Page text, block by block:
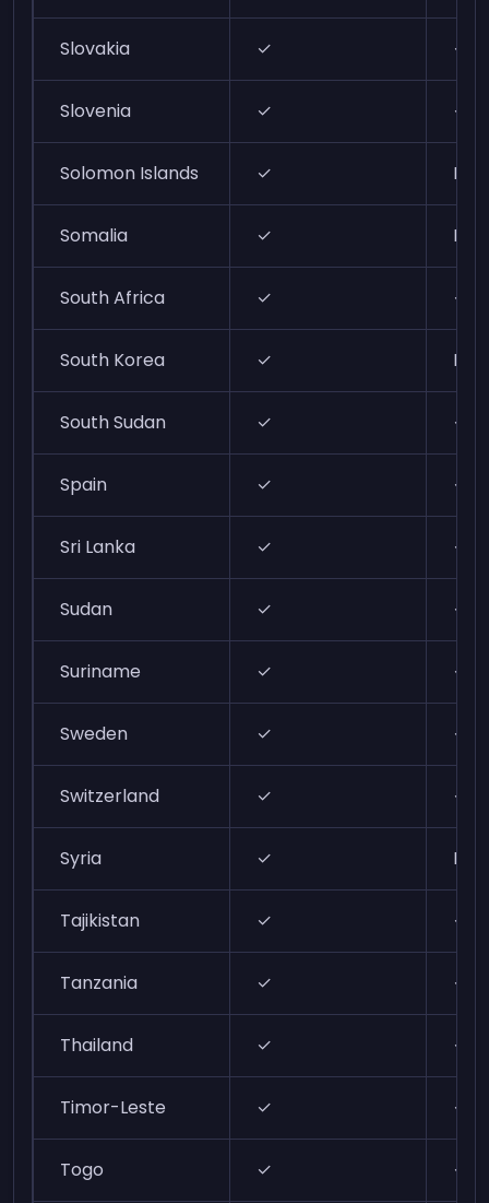
Slovakia ✓ ✓
Slovenia ✓ ✓
Solomon Islands ✓ N/A
Somalia ✓ N/A
South Africa ✓ ✓
South Korea ✓ N/A
South Sudan ✓ ✓
Spain ✓ ✓
Sri Lanka ✓ ✓
Sudan ✓ ✓
Suriname ✓ ✓
Sweden ✓ ✓
Switzerland ✓ ✓
Syria ✓ N/A
Tajikistan ✓ ✓
Tanzania ✓ ✓
Thailand ✓ ✓
Timor-Leste ✓ ✓
Togo ✓ ✓